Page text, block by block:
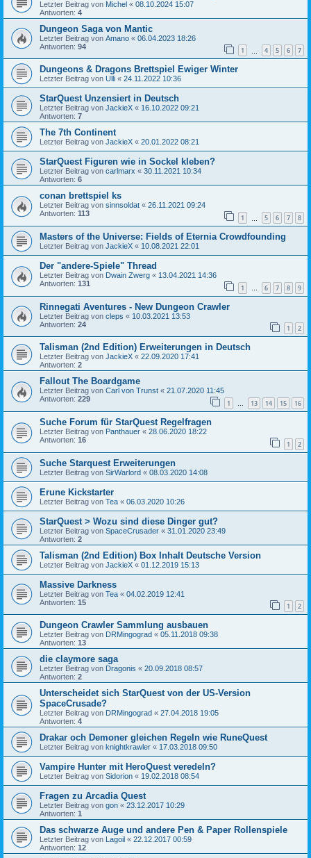
Letzter Beitrag von Michel « 08.10.2024 15:07
Antworten: 4
Dungeon Saga von Mantic
Letzter Beitrag von Amano « 06.04.2023 18:26
Antworten: 94 1 4 5 6 7
Dungeons & Dragons Brettspiel Ewiger Winter
Letzter Beitrag von Ulli « 24.11.2022 10:36
StarQuest Unzensiert in Deutsch
Letzter Beitrag von JackieX « 16.10.2022 09:21
Antworten: 7
The 7th Continent
Letzter Beitrag von JackieX « 20.01.2022 08:21
StarQuest Figuren wie in Sockel kleben?
Letzter Beitrag von carlmarx « 30.11.2021 10:34
Antworten: 6
conan brettspiel ks
Letzter Beitrag von sinnsoldat « 26.11.2021 09:24
Antworten: 113 1 5 6 7 8
Masters of the Universe: Fields of Eternia Crowdfounding
Letzter Beitrag von JackieX « 10.08.2021 22:01
Der "andere-Spiele" Thread
Letzter Beitrag von Dwain Zwerg « 13.04.2021 14:36
Antworten: 131 1 … 6 7 8 9
Rinnegati Aventures - New Dungeon Crawler
Letzter Beitrag von cleps « 10.03.2021 13:53
Antworten: 24 1 2
Talisman (2nd Edition) Erweiterungen in Deutsch
Letzter Beitrag von JackieX « 22.09.2020 17:41
Antworten: 2
Fallout The Boardgame
Letzter Beitrag von Carl von Trunst « 21.07.2020 11:45
Antworten: 229 1 … 13 14 15 16
Suche Forum für StarQuest Regelfragen
Letzter Beitrag von Panthauer « 28.06.2020 18:22
Antworten: 16 1 2
Suche Starquest Erweiterungen
Letzter Beitrag von SirWarlord « 08.03.2020 14:08
Erune Kickstarter
Letzter Beitrag von Tea « 06.03.2020 10:26
StarQuest > Wozu sind diese Dinger gut?
Letzter Beitrag von SpaceCrusader « 31.01.2020 23:49
Antworten: 2
Talisman (2nd Edition) Box Inhalt Deutsche Version
Letzter Beitrag von JackieX « 01.12.2019 15:13
Massive Darkness
Letzter Beitrag von Tea « 04.02.2019 12:41
Antworten: 15 1 2
Dungeon Crawler Sammlung ausbauen
Letzter Beitrag von DRMingograd « 05.11.2018 09:38
Antworten: 13
die claymore saga
Letzter Beitrag von Dragonis « 20.09.2018 08:57
Antworten: 2
Unterscheidet sich StarQuest von der US-Version
SpaceCrusade?
Letzter Beitrag von DRMingograd « 27.04.2018 19:05
Antworten: 4
Drakar och Demoner gleichen Regeln wie RuneQuest
Letzter Beitrag von knightkrawler « 17.03.2018 09:50
Vampire Hunter mit HeroQuest veredeln?
Letzter Beitrag von Sidorion « 19.02.2018 08:54
Fragen zu Arcadia Quest
Letzter Beitrag von gon « 23.12.2017 10:29
Antworten: 1
Das schwarze Auge und andere Pen & Paper Rollenspiele
Letzter Beitrag von Lagoil « 22.12.2017 00:59
Antworten: 12